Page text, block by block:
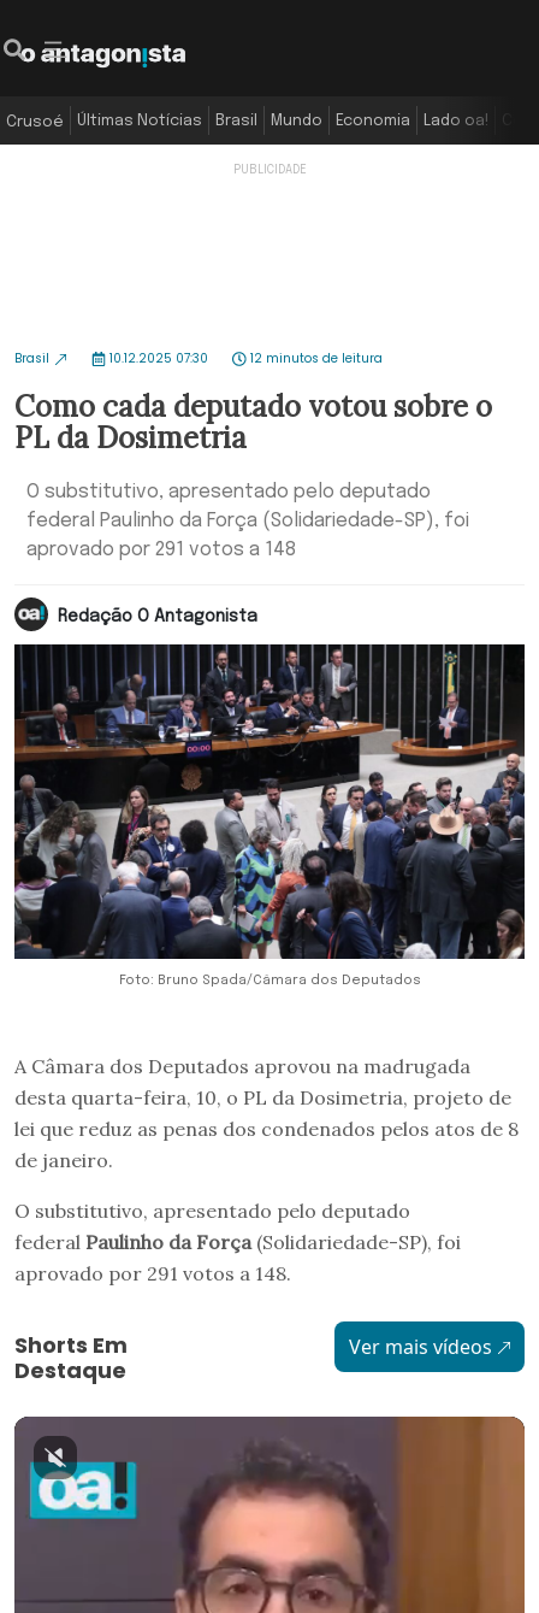
Crusoé Últimas Notícias Brasil Mundo Economia Lado oa!
Brasil 10.12.2025 07:30 12 minutos de leitura
Como cada deputado votou sobre o
PL da Dosimetria
O substitutivo, apresentado pelo deputado
federal Paulinho da Força (Solidariedade-SP), foi
aprovado por 291 votos a 148
Redação O Antagonista
Foto: Bruno Spada/Câmara dos Deputados
A Câmara dos Deputados aprovou na madrugada
desta quarta-feira, 10, o PL da Dosimetria, projeto de
lei que reduz as penas dos condenados pelos atos de 8
de janeiro.
O substitutivo, apresentado pelo deputado
federal Paulinho da Força(Solidariedade-SP), foi
aprovado por 291 votos a 148.
Shorts Em
Destaque
Ver mais vídeos